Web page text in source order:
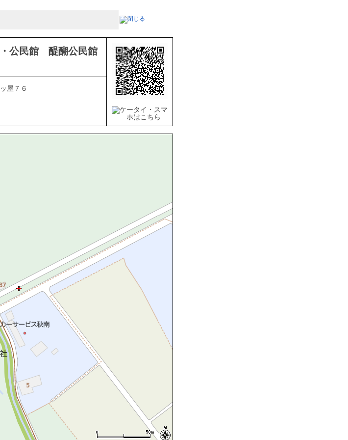
公民館 醍醐公民館
屋７６